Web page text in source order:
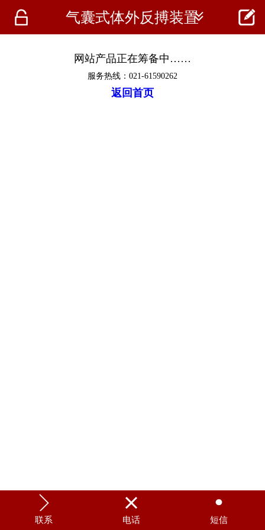
 首页
 气囊式体外反搏装置
 
网站产品正在筹备中……
服务热线：021-61590262
返回首页

联系

电话

短信